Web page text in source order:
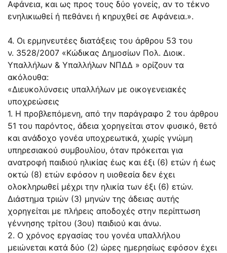
Αφάνεια, και ως προς τους δύο γονείς, αν το τέκνο
ενηλικιωθεί ή πεθάνει ή κηρυχθεί σε Αφάνεια.».
4. Οι ερμηνευτέες διατάξεις του άρθρου 53 του
ν. 3528/2007 «Κώδικας Δημοσίων Πολ. Διοικ.
Υπαλλήλων & Υπαλλήλων ΝΠΔΔ » ορίζουν τα
ακόλουθα:
«Διευκολύνσεις υπαλλήλων με οικογενειακές
υποχρεώσεις
1. Η προβλεπόμενη, από την παράγραφο 2 του άρθρου
51 του παρόντος, άδεια χορηγείται στον φυσικό, θετό
και ανάδοχο γονέα υποχρεωτικά, χωρίς γνώμη
υπηρεσιακού συμβουλίου, όταν πρόκειται για
ανατροφή παιδιού ηλικίας έως και έξι (6) ετών ή έως
οκτώ (8) ετών εφόσον η υιοθεσία δεν έχει
ολοκληρωθεί μέχρι την ηλικία των έξι (6) ετών.
Διάστημα τριών (3) μηνών της άδειας αυτής
χορηγείται με πλήρεις αποδοχές στην περίπτωση
γέννησης τρίτου (3ου) παιδιού και άνω.
2. Ο χρόνος εργασίας του γονέα υπαλλήλου
μειώνεται κατά δύο (2) ώρες ημερησίως εφόσον έχει